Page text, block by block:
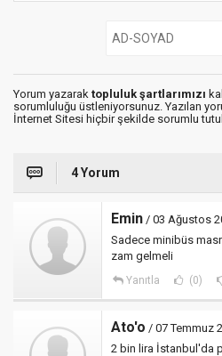
Yorum yazarak topluluk şartlarımızı
sorumluluğu üstleniyorsunuz. Yazılan
İnternet Sitesi hiçbir şekilde sorumlu
4 Yorum
Emin / 03 Ağustos
Sadece minibüs
zam gelmeli
Yanıtla (0)
Ato'o / 07 Temmuz
2 bin lira İstanbul'da